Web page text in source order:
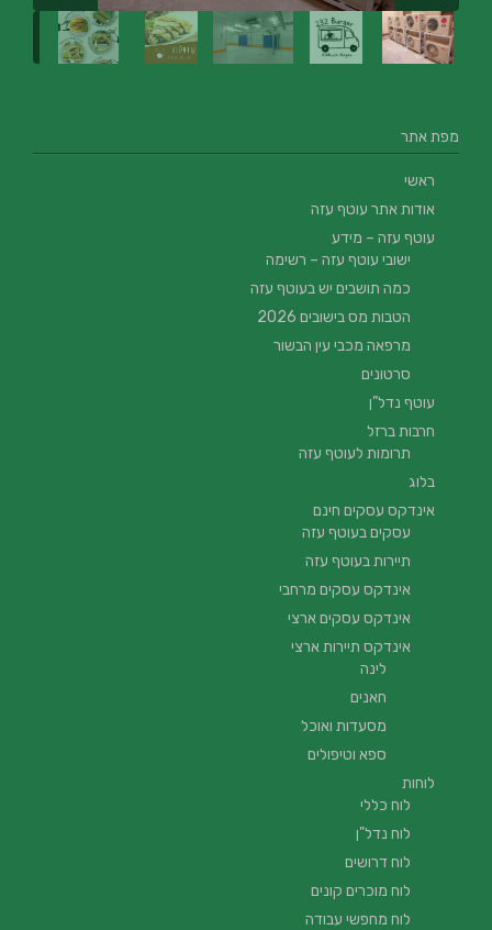
מפת אתר
ראשי
אודות אתר עוטף עזה
עוטף עזה – מידע
ישובי עוטף עזה – רשימה
כמה תושבים יש בעוטף עזה
הטבות מס בישובים 2026
מרפאה מכבי עין הבשור
סרטונים
עוטף נדל”ן
חרבות ברזל
תרומות לעוטף עזה
בלוג
אינדקס עסקים חינם
עסקים בעוטף עזה
תיירות בעוטף עזה
אינדקס עסקים מרחבי
אינדקס עסקים ארצי
אינדקס תיירות ארצי
לינה
חאנים
מסעדות ואוכל
ספא וטיפולים
לוחות
לוח כללי
לוח נדל"ן
לוח דרושים
לוח מוכרים קונים
לוח מחפשי עבודה